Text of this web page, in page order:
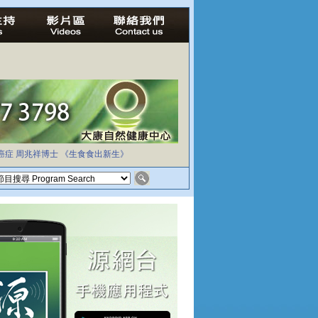
症 周兆祥博士 《生食食出新生》